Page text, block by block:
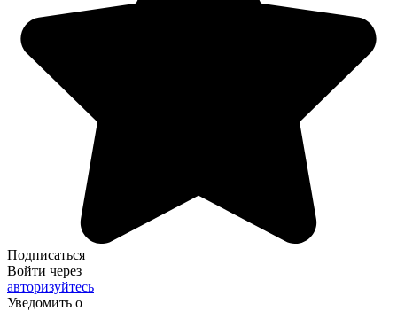
Подписаться
Войти через
авторизуйтесь
Уведомить о